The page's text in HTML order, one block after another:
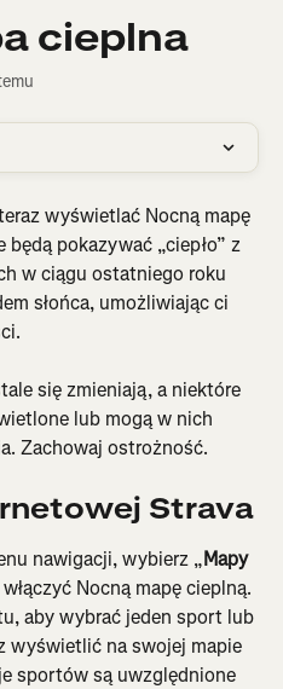
cieplna
wyświetlać Nocną mapę
pokazywać „ciepło” z
w ciągu ostatniego roku
słońca, umożliwiając ci
się zmieniają, a niektóre
lub mogą w nich
Zachowaj ostrożność.
Strava
nawigacji, wybierz „Mapy
Nocną mapę cieplną.
aby wybrać jeden sport lub
wyświetlić na swojej mapie
sportów są uwzględnione